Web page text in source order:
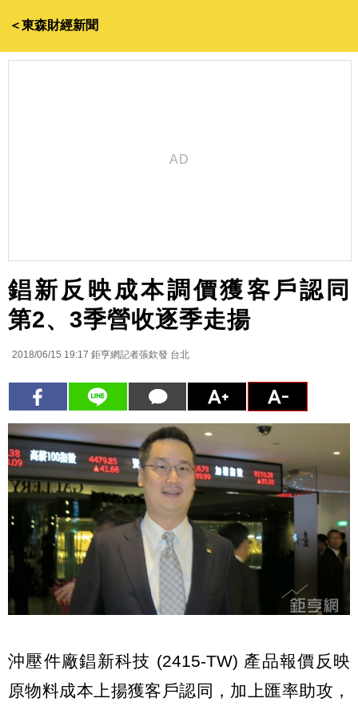
＜東森財經新聞
錩新反映成本調價獲客戶認同
第2、3季營收逐季走揚
2018/06/15 19:17 鉅亨網記者張欽發 台北
沖壓件廠錩新科技 (2415-TW) 產品報價反映
原物料成本上揚獲客戶認同，加上匯率助攻，